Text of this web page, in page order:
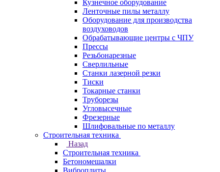
Кузнечное оборудование
Ленточные пилы металлу
Оборудование для производства
воздуховодов
Обрабатывающие центры с ЧПУ
Прессы
Резьбонарезные
Сверлильные
Станки лазерной резки
Тиски
Токарные станки
Труборезы
Угловысечные
Фрезерные
Шлифовальные по металлу
Строительная техника
Назад
Строительная техника
Бетономешалки
Виброплиты